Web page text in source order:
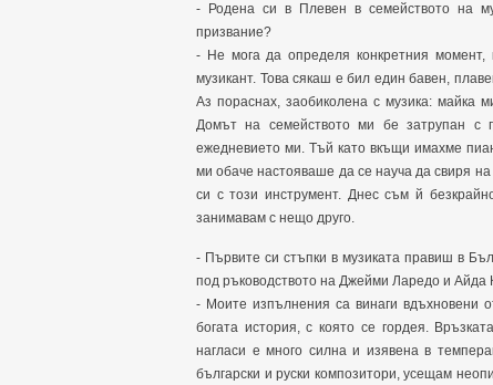
- Родена си в Плевен в семейството на
призвание?
- Не мога да определя конкретния
музикант. Това сякаш е бил един бавен,
Аз пораснах, заобиколена с музика: майка
Домът на семейството ми бе затрупан с
ежедневието ми. Тъй като вкъщи имахме
ми обаче настояваше да се науча да свиря
си с този инструмент. Днес съм й
занимавам с нещо друго.
- Първите си стъпки в музиката правиш в
под ръководството на Джейми Ларедо и Айда
- Моите изпълнения са винаги вдъхновени
богата история, с която се гордея.
нагласи е много силна и изявена в
български и руски композитори, усещам